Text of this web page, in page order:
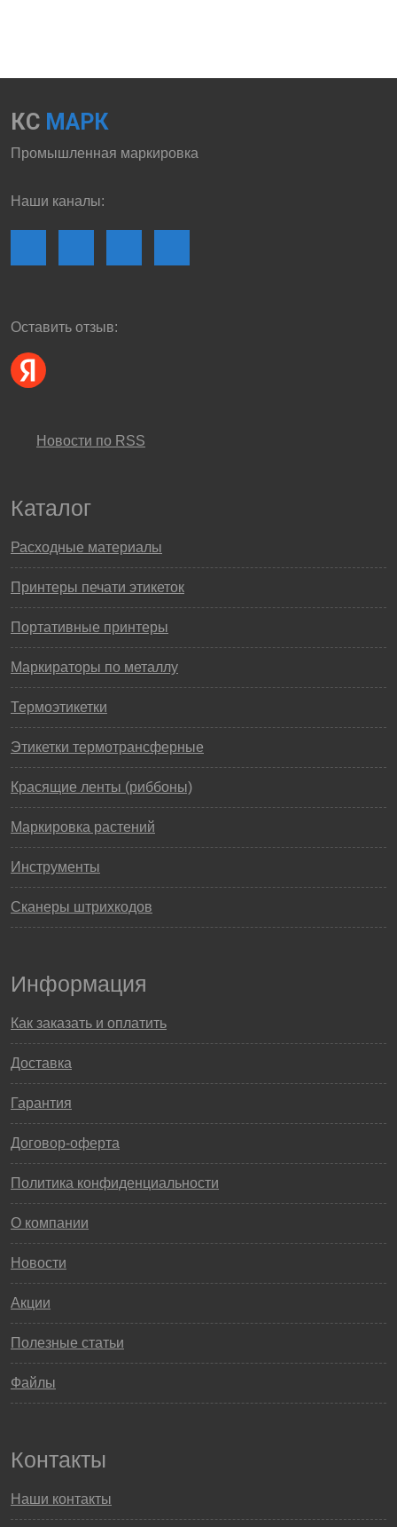
КС МАРК
Промышленная маркировка
Наши каналы:
Оставить отзыв:
Новости по RSS
Каталог
Расходные материалы
Принтеры печати этикеток
Портативные принтеры
Маркираторы по металлу
Термоэтикетки
Этикетки термотрансферные
Красящие ленты (риббоны)
Маркировка растений
Инструменты
Сканеры штрихкодов
Информация
Как заказать и оплатить
Доставка
Гарантия
Договор-оферта
Политика конфиденциальности
О компании
Новости
Акции
Полезные статьи
Файлы
Контакты
Наши контакты